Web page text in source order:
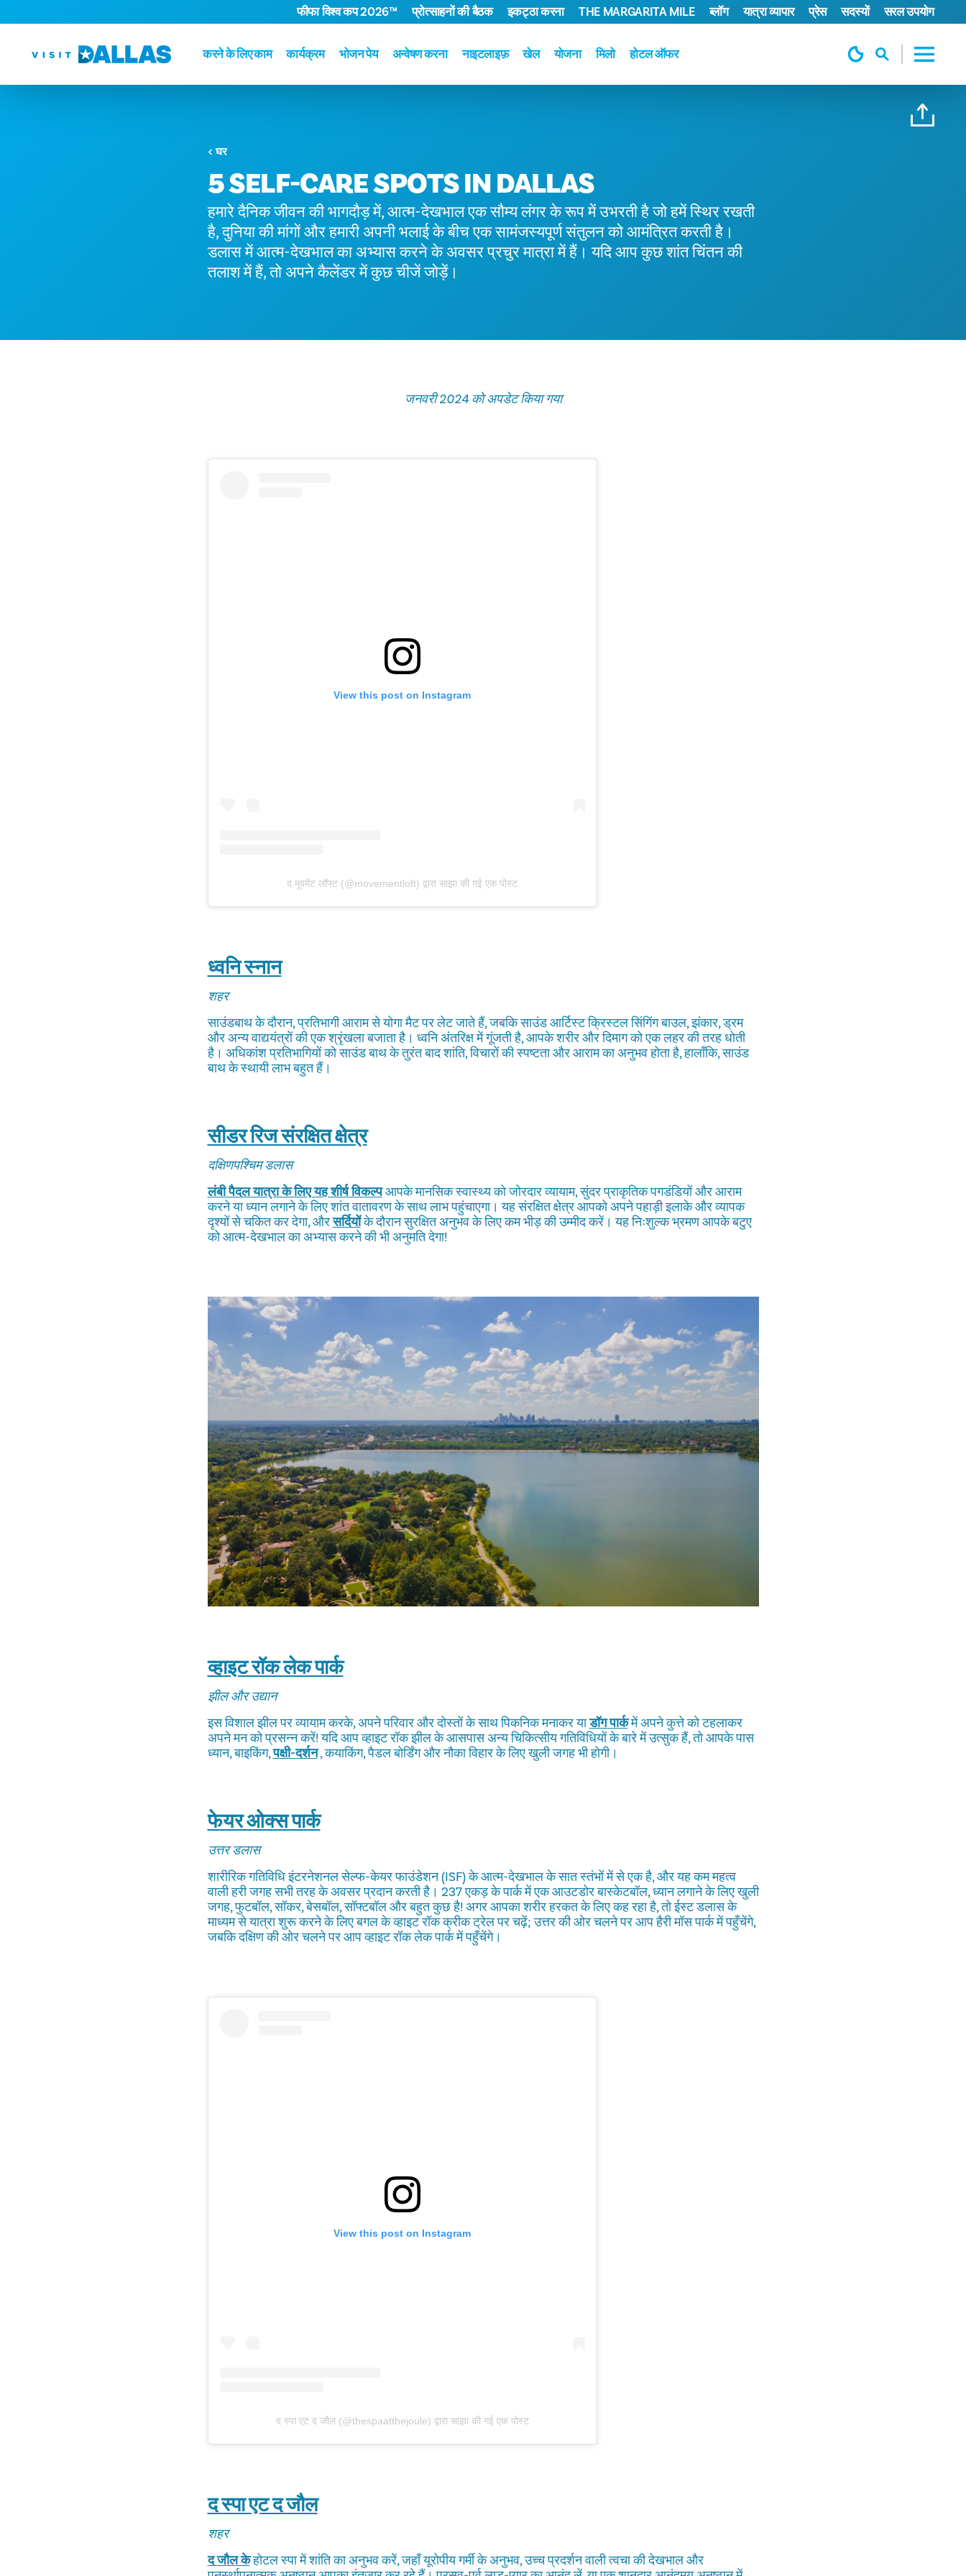
सामग्री पर जाएं
करने के लिए काम कार्यक्रम भोजन पेय अन्वेषण करना नाइटलाइफ़ खेल योजना मिलो होटल ऑफर
फीफा विश्व कप 2026™ प्रोत्साहनों की बैठक इकट्ठा करना THE MARGARITA MILE ब्लॉग यात्रा व्यापार प्रेस सदस्यों सरल उपयोग
घर
5 SELF-CARE SPOTS IN DALLAS
हमारे दैनिक जीवन की भागदौड़ में, आत्म-देखभाल एक सौम्य लंगर के रूप में उभरती है जो हमें स्थिर रखती
है, दुनिया की मांगों और हमारी अपनी भलाई के बीच एक सामंजस्यपूर्ण संतुलन को आमंत्रित करती है।
डलास में आत्म-देखभाल का अभ्यास करने के अवसर प्रचुर मात्रा में हैं। यदि आप कुछ शांत चिंतन की
तलाश में हैं, तो अपने कैलेंडर में कुछ चीजें जोड़ें।
जनवरी 2024 को अपडेट किया गया
View this post on Instagram
द मूवमेंट लॉफ्ट (@movementloft) द्वारा साझा की गई एक पोस्ट
ध्वनि स्नान
शहर
साउंडबाथ के दौरान, प्रतिभागी आराम से योगा मैट पर लेट जाते हैं, जबकि साउंड आर्टिस्ट क्रिस्टल सिंगिंग बाउल, झंकार, ड्रम
और अन्य वाद्ययंत्रों की एक श्रृंखला बजाता है। ध्वनि अंतरिक्ष में गूंजती है, आपके शरीर और दिमाग को एक लहर की तरह धोती
है। अधिकांश प्रतिभागियों को साउंड बाथ के तुरंत बाद शांति, विचारों की स्पष्टता और आराम का अनुभव होता है, हालाँकि, साउंड
बाथ के स्थायी लाभ बहुत हैं।
सीडर रिज संरक्षित क्षेत्र
दक्षिणपश्चिम डलास
लंबी पैदल यात्रा के लिए यह शीर्ष विकल्पआपके मानसिक स्वास्थ्य को जोरदार व्यायाम, सुंदर प्राकृतिक पगडंडियों और आराम
करने या ध्यान लगाने के लिए शांत वातावरण के साथ लाभ पहुंचाएगा। यह संरक्षित क्षेत्र आपको अपने पहाड़ी इलाके और व्यापक
दृश्यों से चकित कर देगा, औरसर्दियोंके दौरान सुरक्षित अनुभव के लिए कम भीड़ की उम्मीद करें। यह निःशुल्क भ्रमण आपके बटुए
को आत्म-देखभाल का अभ्यास करने की भी अनुमति देगा!
व्हाइट रॉक लेक पार्क
झील और उद्यान
इस विशाल झील पर व्यायाम करके, अपने परिवार और दोस्तों के साथ पिकनिक मनाकर याडॉग पार्कमें अपने कुत्ते को टहलाकर
अपने मन को प्रसन्न करें! यदि आप व्हाइट रॉक झील के आसपास अन्य चिकित्सीय गतिविधियों के बारे में उत्सुक हैं, तो आपके पास
ध्यान, बाइकिंग,पक्षी-दर्शन, कयाकिंग, पैडल बोर्डिंग और नौका विहार के लिए खुली जगह भी होगी।
फेयर ओक्स पार्क
उत्तर डलास
शारीरिक गतिविधि इंटरनेशनल सेल्फ-केयर फाउंडेशन (ISF) के आत्म-देखभाल के सात स्तंभों में से एक है, और यह कम महत्व
वाली हरी जगह सभी तरह के अवसर प्रदान करती है। 237 एकड़ के पार्क में एक आउटडोर बास्केटबॉल, ध्यान लगाने के लिए खुली
जगह, फुटबॉल, सॉकर, बेसबॉल, सॉफ्टबॉल और बहुत कुछ है! अगर आपका शरीर हरकत के लिए कह रहा है, तो ईस्ट डलास के
माध्यम से यात्रा शुरू करने के लिए बगल के व्हाइट रॉक क्रीक ट्रेल पर चढ़ें; उत्तर की ओर चलने पर आप हैरी मॉस पार्क में पहुँचेंगे,
जबकि दक्षिण की ओर चलने पर आप व्हाइट रॉक लेक पार्क में पहुँचेंगे।
View this post on Instagram
द स्पा एट द जौल (@thespaatthejoule) द्वारा साझा की गई एक पोस्ट
द स्पा एट द जौल
शहर
द जौल केहोटल स्पा में शांति का अनुभव करें, जहाँ यूरोपीय गर्मी के अनुभव, उच्च प्रदर्शन वाली त्वचा की देखभाल और